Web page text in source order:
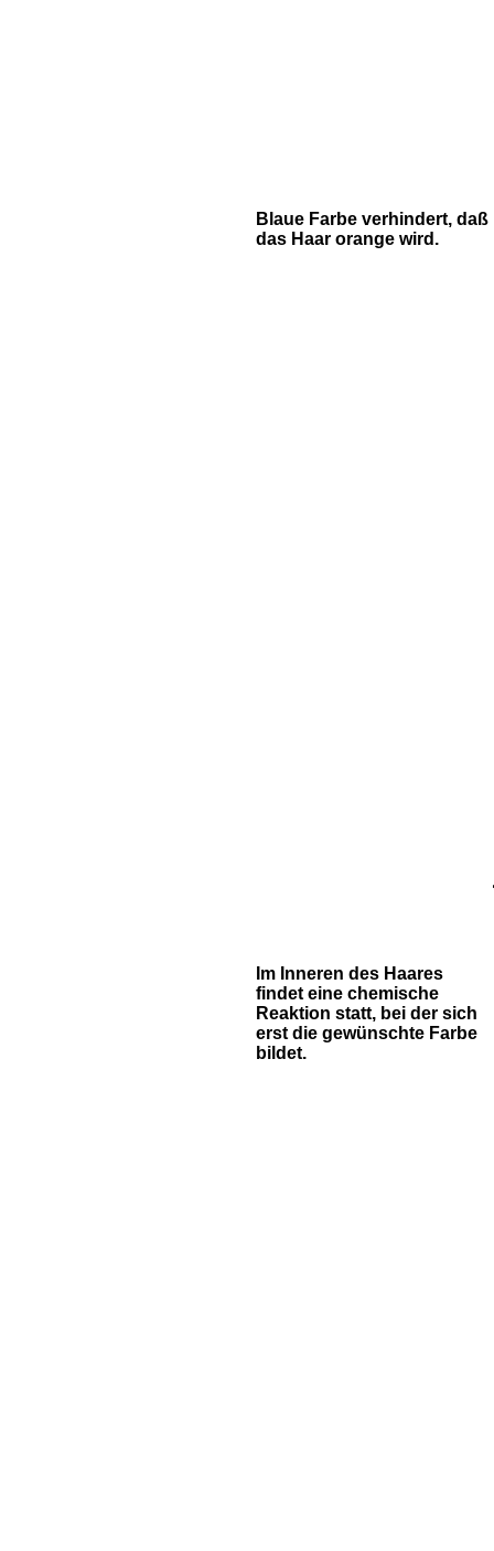
Blaue Farbe verhindert, daß
das Haar orange wird.
Im Inneren des Haares
findet eine chemische
Reaktion statt, bei der sich
erst die gewünschte Farbe
bildet.